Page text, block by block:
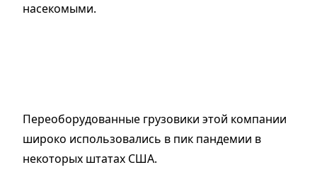
насекомыми.
Переоборудованные грузовики этой компании
широко использовались в пик пандемии в
некоторых штатах США.